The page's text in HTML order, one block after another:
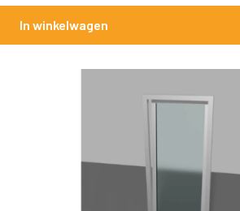
In winkelwagen